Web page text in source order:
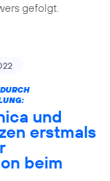
gefolgt.
und
erstmals
beim